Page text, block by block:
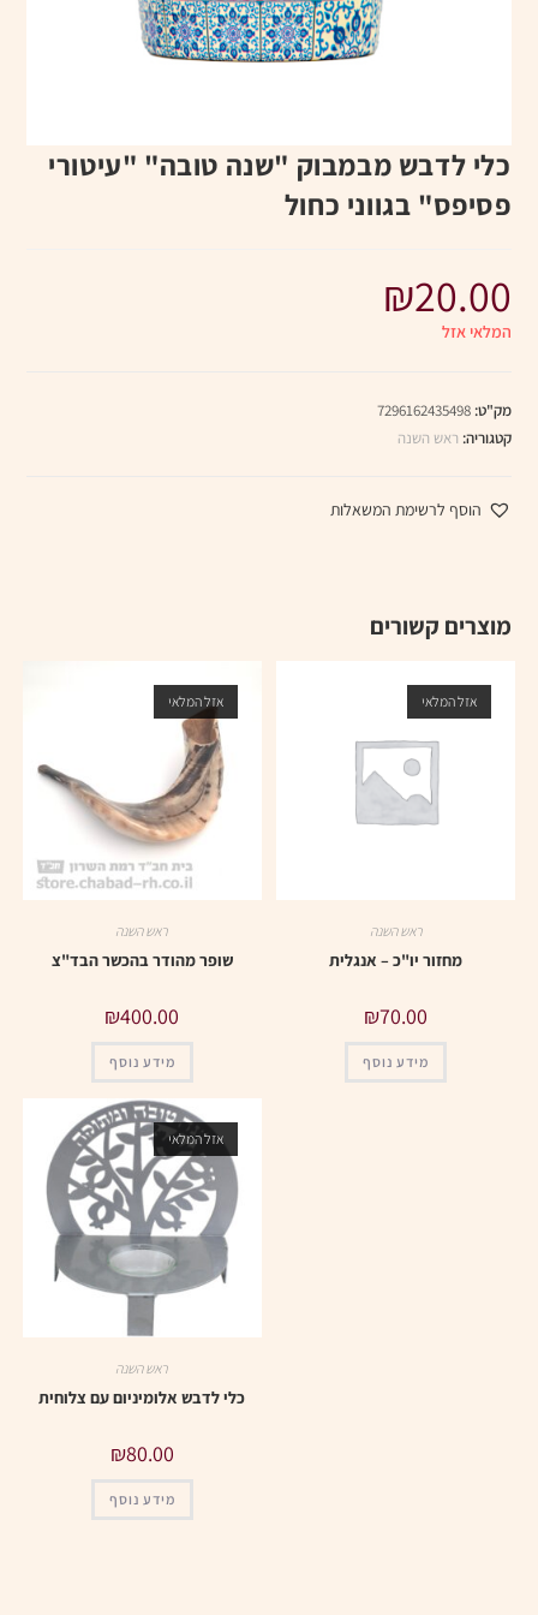
כלי לדבש מבמבוק "שנה טובה" "עיטורי
פסיפס" בגווני כחול
₪20.00
המלאי אזל
מק"ט:7296162435498
קטגוריה: ראש השנה
הוסף לרשימת המשאלות
מוצרים קשורים
אזל המלאי
ראש השנה
שופר מהודר בהכשר הבד"צ
₪400.00
מידע נוסף
אזל המלאי
ראש השנה
מחזור יו"כ – אנגלית
₪70.00
מידע נוסף
אזל המלאי
ראש השנה
כלי לדבש אלומיניום עם צלוחית
₪80.00
מידע נוסף